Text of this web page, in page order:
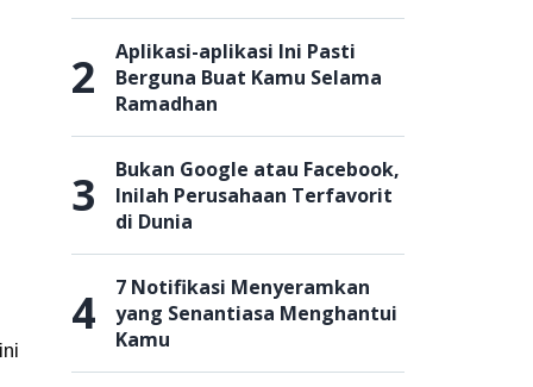
2
Aplikasi-aplikasi Ini Pasti
Berguna Buat Kamu Selama
Ramadhan
3
Bukan Google atau Facebook,
Inilah Perusahaan Terfavorit
di Dunia
4
7 Notifikasi Menyeramkan
yang Senantiasa Menghantui
Kamu